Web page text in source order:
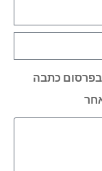
בפרסום כתבה